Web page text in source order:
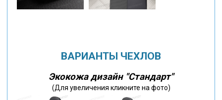
ВАРИАНТЫ ЧЕХЛОВ
Экокожа дизайн "Стандарт"
(Для увеличения кликните на фото)